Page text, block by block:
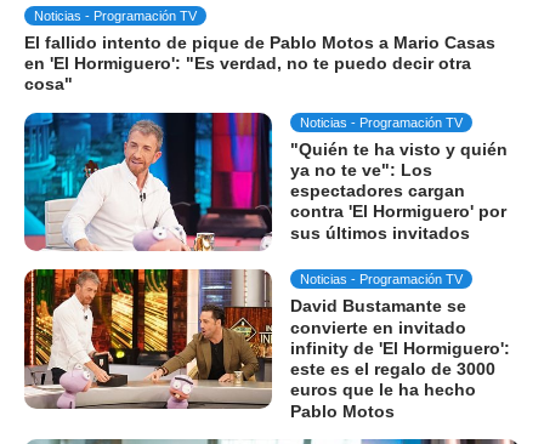
Noticias - Programación TV
El fallido intento de pique de Pablo Motos a Mario Casas
en 'El Hormiguero': "Es verdad, no te puedo decir otra
cosa"
Noticias - Programación TV
"Quién te ha visto y quién
ya no te ve": Los
espectadores cargan
contra 'El Hormiguero' por
sus últimos invitados
Noticias - Programación TV
David Bustamante se
convierte en invitado
infinity de 'El Hormiguero':
este es el regalo de 3000
euros que le ha hecho
Pablo Motos